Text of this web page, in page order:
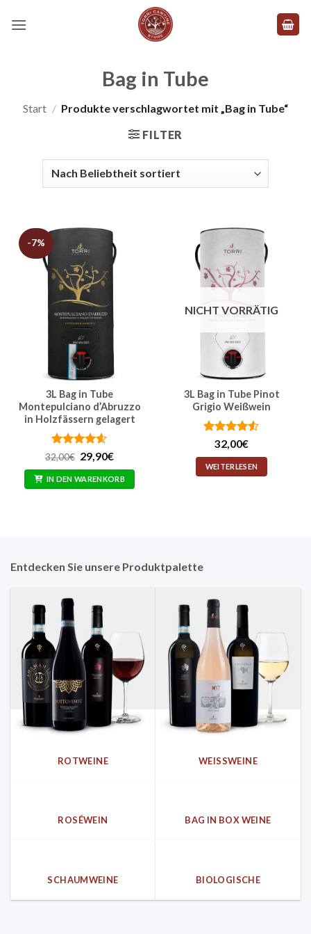
Inhalt
Bag in Tube
Start / Produkte verschlagwortet mit „Bag in Tube“
FILTER
-7%
3L Bag in Tube
Montepulciano d’Abruzzo
in Holzfässern gelagert
Bewertet
von 5
32,00€ Ursprünglicher
Preis
war:
32,00€
29,90€Aktueller
ist:
29,90€.
IN DEN WARENKORB
NICHT VORRÄTIG
3L Bag in Tube Pinot
Grigio Weißwein
Bewertet
von 5
32,00€
WEITERLESEN
Entdecken Sie unsere Produktpalette
ROTWEINE WEISSWEINE
ROSÉWEIN BAG IN BOX WEINE
SCHAUMWEINE BIOLOGISCHE